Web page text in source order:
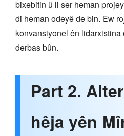
bixebitin û li ser heman
di heman odeyê de bin. Ew
konvansiyonel ên
derbas bûn.
Part 2.
hêja yên